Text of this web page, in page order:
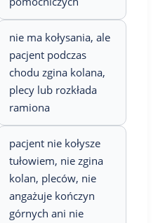
nie ma kołysania, ale
pacjent podczas
chodu zgina kolana,
plecy lub rozkłada
ramiona
pacjent nie kołysze
tułowiem, nie zgina
kolan, pleców, nie
angażuje kończyn
górnych ani nie